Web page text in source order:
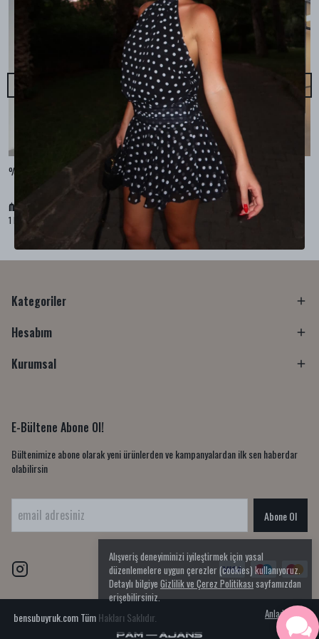
Alışveriş deneyiminizi iyileştirmek için yasal
düzenlemelere uygun çerezler (cookies) kullanıyoruz.
Detaylı bilgiye Gizlilik ve Çerez Politikası sayfamızdan
erişebilirsiniz.
Anladım
%100 YÜN GRİ PANÇO
₼ 333.99
1 Beden
ACI KAHVE KADİFE 3’LÜ TAKIM
₼ 125.99
3 Beden
Kategoriler
Hesabım
Kurumsal
E-Bültene Abone Ol!
Bültenimize abone olarak yeni ürünlerden ve kampanyalardan ilk sen haberdar
olabilirsin
Abone Ol
bensubuyruk.comTüm Hakları Saklıdır.